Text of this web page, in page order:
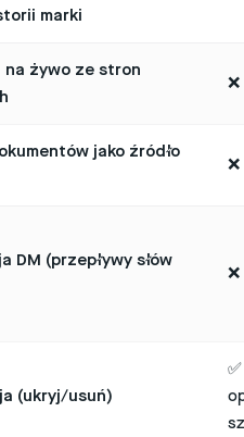
marki
żywo ze stron
jako źródło
DM (przepływy słów
(ukryj/usuń)